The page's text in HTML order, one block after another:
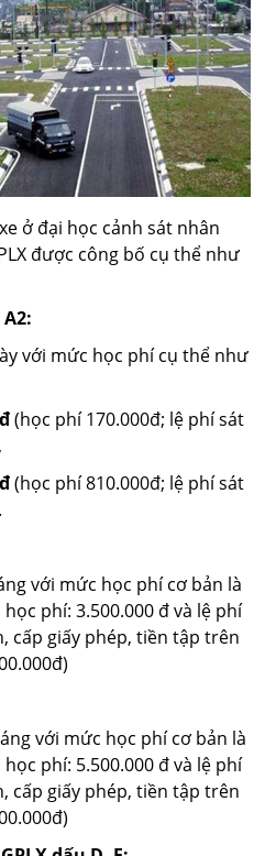
ở đại học cảnh sát nhân
được công bố cụ thể như
với mức học phí cụ thể như
(học phí 170.000đ; lệ phí sát
(học phí 810.000đ; lệ phí sát
với mức học phí cơ bản là
phí: 3.500.000 đ và lệ phí
cấp giấy phép, tiền tập trên
với mức học phí cơ bản là
phí: 5.500.000 đ và lệ phí
cấp giấy phép, tiền tập trên